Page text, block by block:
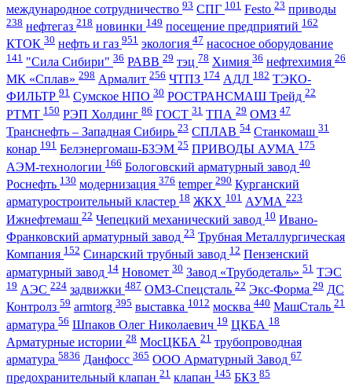
международное сотрудничество 93 СПГ 101 Festo 23 приводы
238 нефтегаз 218 новинки 149 посещение предприятий 162
КТОК 30 нефть и газ 951 экология 47 насосное оборудование
141 "Сила Сибири" 36 РАВВ 29 тэц 78 Химия 36 нефтехимия 26
МК «Сплав» 298 Армалит 256 ЧТПЗ 174 АДЛ 182 ТЭКО-
ФИЛЬТР 91 Сумское НПО 30 РОСТРАНСМАШ Трейд 22
РТМТ 150 РЭП Холдинг 86 ГОСТ 31 ТПА 29 ОМЗ 47
Транснефть – Западная Сибирь 23 СПЛАВ 54 Станкомаш 31
конар 191 Белэнергомаш-БЗЭМ 25 ПРИВОДЫ АУМА 175
АЭМ-технологии 166 Бологовский арматурный завод 40
Роснефть 130 модернизация 376 temper 290 Курганский
арматуростроительный кластер 18 ЖКХ 101 АУМА 223
Ижнефтемаш 22 Чепецкий механический завод 10 Ивано-
Франковский арматурный завод 23 Трубная Металлургическая
Компания 152 Синарский трубный завод 12 Пензенский
арматурный завод 14 Новомет 30 Завод «Трубодеталь» 51 ТЭС
19 АЭС 224 задвижки 487 ОМЗ-Спецсталь 22 Экс-Форма 29 ДС
Контролз 59 armtorg 395 выставка 1012 москва 440 МашСталь 21
арматура 56 Шпаков Олег Николаевич 19 ЦКБА 18
Арматурные истории 28 МосЦКБА 21 трубопроводная
арматура 5836 Данфосс 365 ООО Арматурный Завод 67
предохранительный клапан 21 клапан 145 БКЗ 85